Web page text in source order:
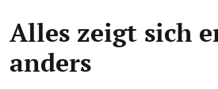
Alles zeigt sich
anders